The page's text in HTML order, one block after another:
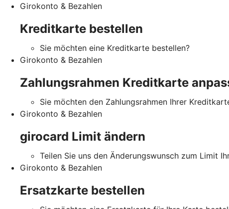
Girokonto & Bezahlen
Kreditkarte bestellen
Sie möchten eine Kreditkarte bestellen?
Girokonto & Bezahlen
Zahlungsrahmen Kreditkarte
Sie möchten den Zahlungsrahmen Ihrer
Girokonto & Bezahlen
girocard Limit ändern
Teilen Sie uns den Änderungswunsch zum Limit
Girokonto & Bezahlen
Ersatzkarte bestellen